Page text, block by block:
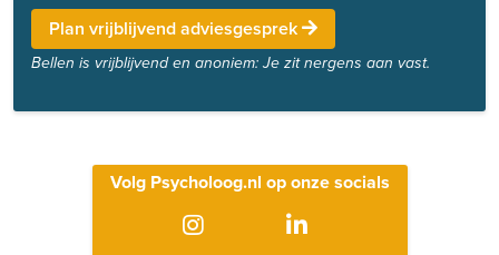
Plan vrijblijvend adviesgesprek
Bellen is vrijblijvend en anoniem: Je zit nergens aan vast.
Volg Psycholoog.nl op onze socials